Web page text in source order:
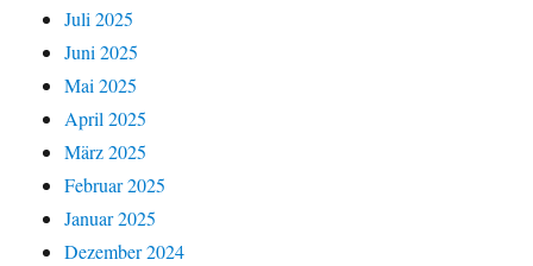
Juli 2025
Juni 2025
Mai 2025
April 2025
März 2025
Februar 2025
Januar 2025
Dezember 2024